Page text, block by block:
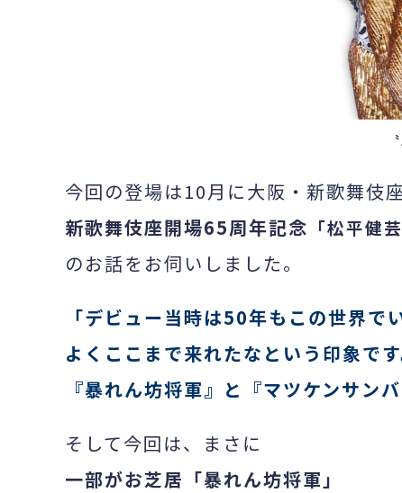
今回の登場は10月に大阪・新歌舞伎
新歌舞伎座開場65周年記念 「松平健
のお話をお伺いしました。
「デビュー当時は50年もこの世界で
よくここまで来れたなという印象で
『暴れん坊将軍』と『マツケンサン
そして今回は、まさに
一部がお芝居「暴れん坊将軍」